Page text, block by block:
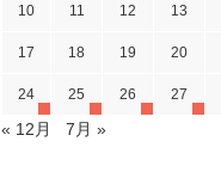
10 11 12 13
17 18 19 20
24 25 26 27
« 12月 7月 »